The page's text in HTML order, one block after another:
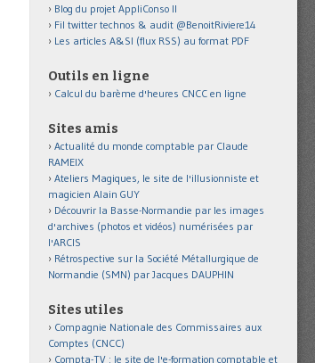
Blog du projet AppliConso II
Fil twitter technos & audit @BenoitRiviere14
Les articles A&SI (flux RSS) au format PDF
Outils en ligne
Calcul du barème d'heures CNCC en ligne
Sites amis
Actualité du monde comptable par Claude
RAMEIX
Ateliers Magiques, le site de l'illusionniste et
magicien Alain GUY
Découvrir la Basse-Normandie par les images
d'archives (photos et vidéos) numérisées par
l'ARCIS
Rétrospective sur la Société Métallurgique de
Normandie (SMN) par Jacques DAUPHIN
Sites utiles
Compagnie Nationale des Commissaires aux
Comptes (CNCC)
Compta-TV : le site de l'e-formation comptable et